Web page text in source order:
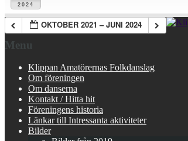
2024
OKTOBER 2021 – JUNI 2024
Menu
Klippan Amatörernas Folkdanslag
Om föreningen
Om danserna
Kontakt / Hitta hit
Föreningens historia
Länkar till Intressanta aktiviteter
Bilder